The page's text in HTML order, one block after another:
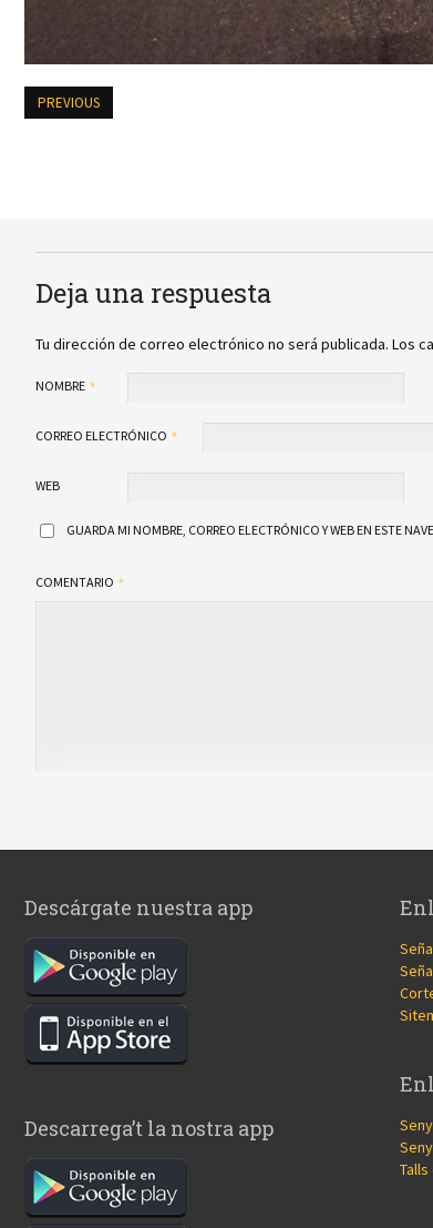
PREVIOUS
Deja una respuesta
Tu dirección de correo electrónico no será publicada. Los
NOMBRE
CORREO ELECTRÓNICO
WEB
GUARDA MI NOMBRE, CORREO ELECTRÓNICO Y WEB EN ESTE
COMENTARIO
Descárgate nuestra app
Descarrega’t la nostra app